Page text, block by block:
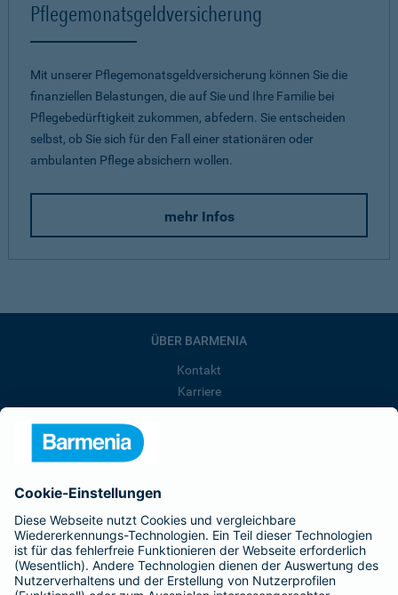
Pflegemonatsgeld­versicherung
Mit unserer Pflegemonatsgeld­versicherung können Sie die
finanziellen Belastungen, die auf Sie und Ihre Familie bei
Pflegebedürftigkeit zukommen, abfedern. Sie entscheiden
selbst, ob Sie sich für den Fall einer stationären oder
ambulanten Pflege absichern wollen.
mehr Infos
ÜBER BARMENIA
Kontakt
Karriere
Barmenia ist Teil der BarmeniaGothaer
BELIEBTE SEITEN
Kranken-Zusatzversicherung
Tierversicherungen